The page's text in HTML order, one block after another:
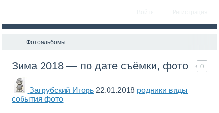
Фотоальбомы
0
Зима 2018 — по дате съёмки, фото
Загрубский Игорь 22.01.2018 родники виды
события фото